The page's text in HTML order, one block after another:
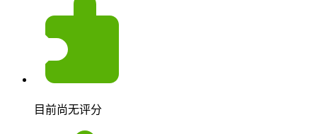
目前尚无评分